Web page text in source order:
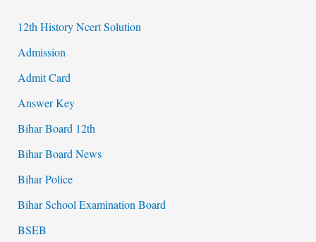
12th History Ncert Solution
Admission
Admit Card
Answer Key
Bihar Board 12th
Bihar Board News
Bihar Police
Bihar School Examination Board
BSEB